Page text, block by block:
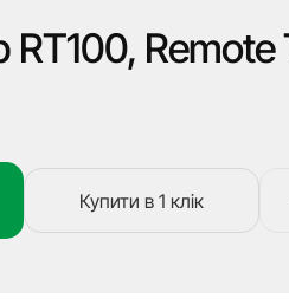
Remote
Купити в 1 клік